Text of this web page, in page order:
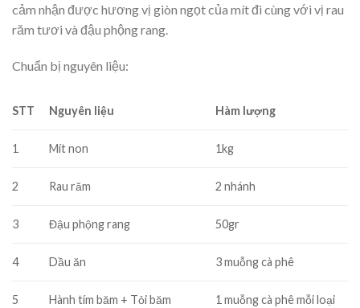
cảm nhận được hương vị giòn ngọt của mít đi cùng với vị rau
răm tươi và đậu phộng rang.
Chuẩn bị nguyên liệu:
STT Nguyên liệu Hàm lượng
1 Mít non 1kg
2 Rau răm 2 nhánh
3 Đậu phộng rang 50gr
4 Dầu ăn 3 muỗng cà phê
5 Hành tím băm + Tỏi băm 1 muỗng cà phê mỗi loại